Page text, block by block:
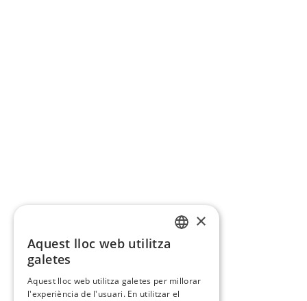
×
Aquest lloc web utilitza
galetes
Aquest lloc web utilitza galetes per millorar
l'experiència de l'usuari. En utilitzar el